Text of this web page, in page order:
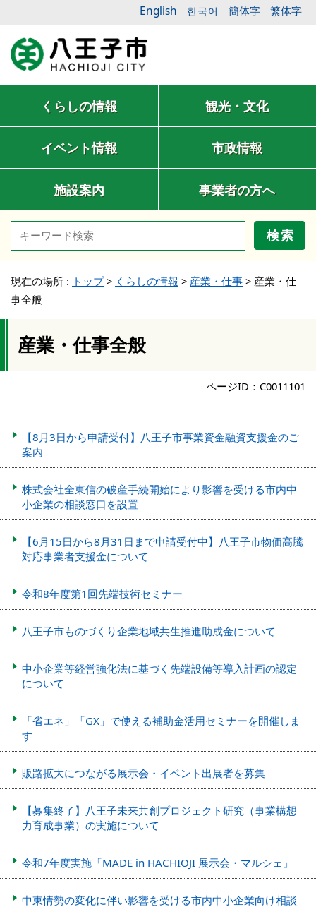
English 한국어 簡体字 繁体字
くらしの情報 観光・文化
イベント情報 市政情報
施設案内 事業者の方へ
検索
現在の場所 : トップ> くらしの情報 > 産業・仕事 > 産業・仕
事全般
産業・仕事全般
ページID：C0011101
【8月3日から申請受付】八王子市事業資金融資支援金のご
案内
株式会社全東信の破産手続開始により影響を受ける市内中
小企業の相談窓口を設置
【6月15日から8月31日まで申請受付中】八王子市物価高騰
対応事業者支援金について
令和8年度第1回先端技術セミナー
八王子市ものづくり企業地域共生推進助成金について
中小企業等経営強化法に基づく先端設備等導入計画の認定
について
「省エネ」「GX」で使える補助金活用セミナーを開催しま
す
販路拡大につながる展示会・イベント出展者を募集
【募集終了】八王子未来共創プロジェクト研究（事業構想
力育成事業）の実施について
令和7年度実施「MADE in HACHIOJI 展示会・マルシェ」
中東情勢の変化に伴い影響を受ける市内中小企業向け相談